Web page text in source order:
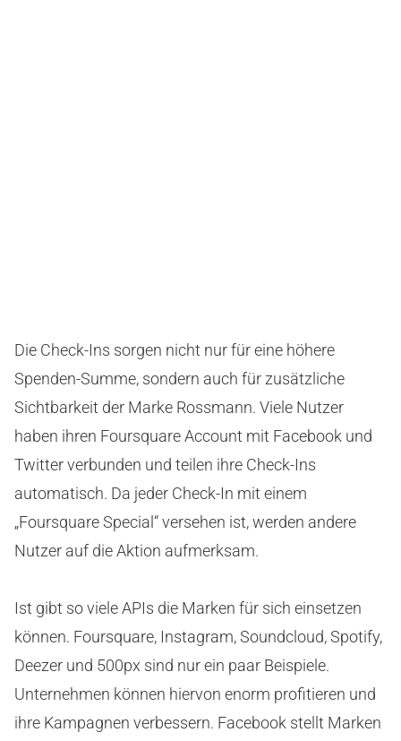
Die Check-Ins sorgen nicht nur für eine höhere
Spenden-Summe, sondern auch für zusätzliche
Sichtbarkeit der Marke Rossmann. Viele Nutzer
haben ihren Foursquare Account mit Facebook und
Twitter verbunden und teilen ihre Check-Ins
automatisch. Da jeder Check-In mit einem
„Foursquare Special“ versehen ist, werden andere
Nutzer auf die Aktion aufmerksam.
Ist gibt so viele APIs die Marken für sich einsetzen
können. Foursquare, Instagram, Soundcloud, Spotify,
Deezer und 500px sind nur ein paar Beispiele.
Unternehmen können hiervon enorm profitieren und
ihre Kampagnen verbessern. Facebook stellt Marken